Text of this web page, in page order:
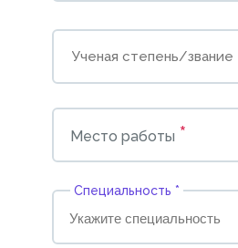
Место работы *
Cпециальность *